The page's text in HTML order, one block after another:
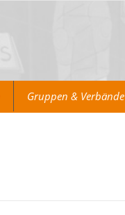
Gruppen & Verbände